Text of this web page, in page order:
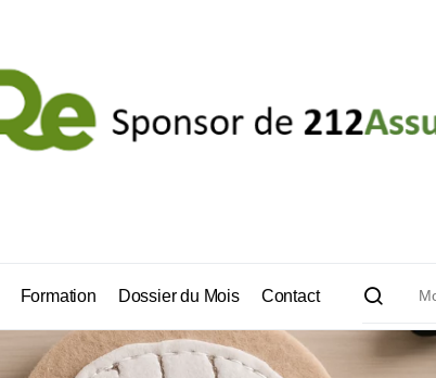
Formation Dossier du Mois Contact